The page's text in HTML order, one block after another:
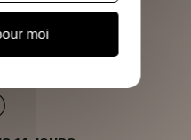
RAPIDE
moi